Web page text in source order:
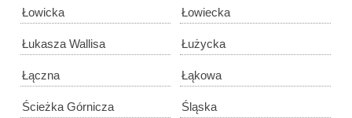
Łowicka Łowiecka
Łukasza Wallisa Łużycka
Łączna Łąkowa
Ścieżka Górnicza Śląska